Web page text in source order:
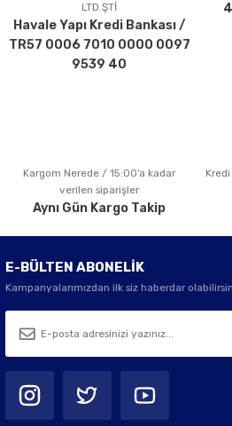
Ürün bilgilerinde hatalar bulunuyor.
Ürün fiyatı diğer sitelerden daha
Bu ürüne benzer farklı alternatifler
Gönder
LTD.ŞTİ
Havale Yapı Kredi Bankası /
TR57 0006 7010 0000 0097
9539 40
Kargom Nerede / 15:00’a kadar
verilen siparişler
Aynı Gün Kargo Takip
E-BÜLTEN ABONELİK
Kampanyalarımızdan ilk siz haberdar